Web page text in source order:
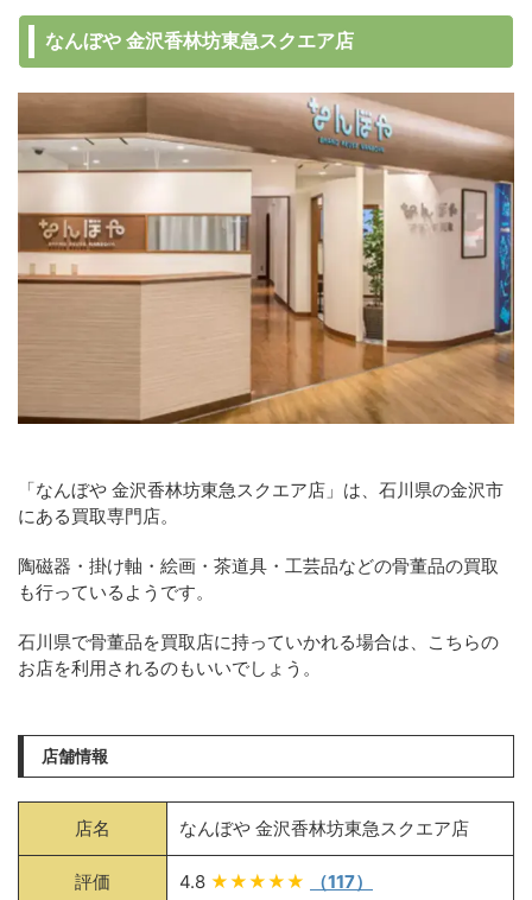
なんぼや 金沢香林坊東急スクエア店
「なんぼや 金沢香林坊東急スクエア店」は、石川県の金沢市
にある買取専門店。
陶磁器・掛け軸・絵画・茶道具・工芸品などの骨董品の買取
も行っているようです。
石川県で骨董品を買取店に持っていかれる場合は、こちらの
お店を利用されるのもいいでしょう。
店舗情報
店名 なんぼや 金沢香林坊東急スクエア店
評価 4.8 ★★★★★ （117）